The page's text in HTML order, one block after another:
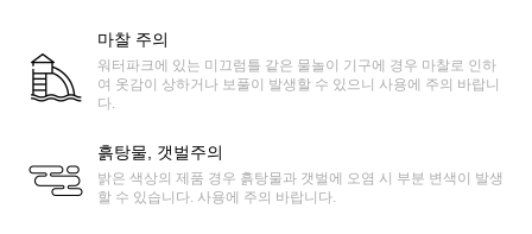
마찰 주의
워터파크에 있는 미끄럼틀 같은 물놀이 기구에 경우 마찰로 인하
여 옷감이 상하거나 보풀이 발생할 수 있으니 사용에 주의 바랍니
다.
흙탕물, 갯벌주의
밝은 색상의 제품 경우 흙탕물과 갯벌에 오염 시 부분 변색이 발생
할 수 있습니다. 사용에 주의 바랍니다.